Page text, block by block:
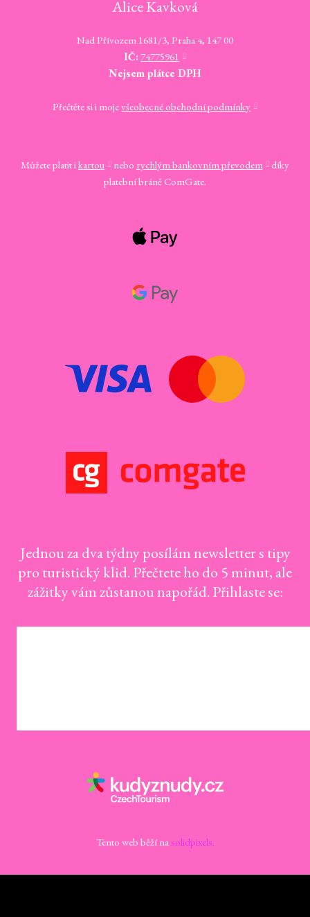
Alice Kavková
Nad Přívozem 1681/3, Praha 4, 147 00
IČ: 74775961
Nejsem plátce DPH
Přečtěte si i mojevšeobecné obchodní podmínky
Můžete platit ikartou nebo rychlým bankovním převodem
díky
platební bráně ComGate.
Jednou za dva týdny posílám newsletter s tipy
pro turistický klid. Přečtete ho do 5 minut, ale
zážitky vám zůstanou napořád. Přihlaste se:
Tento web běží nasolidpixels.